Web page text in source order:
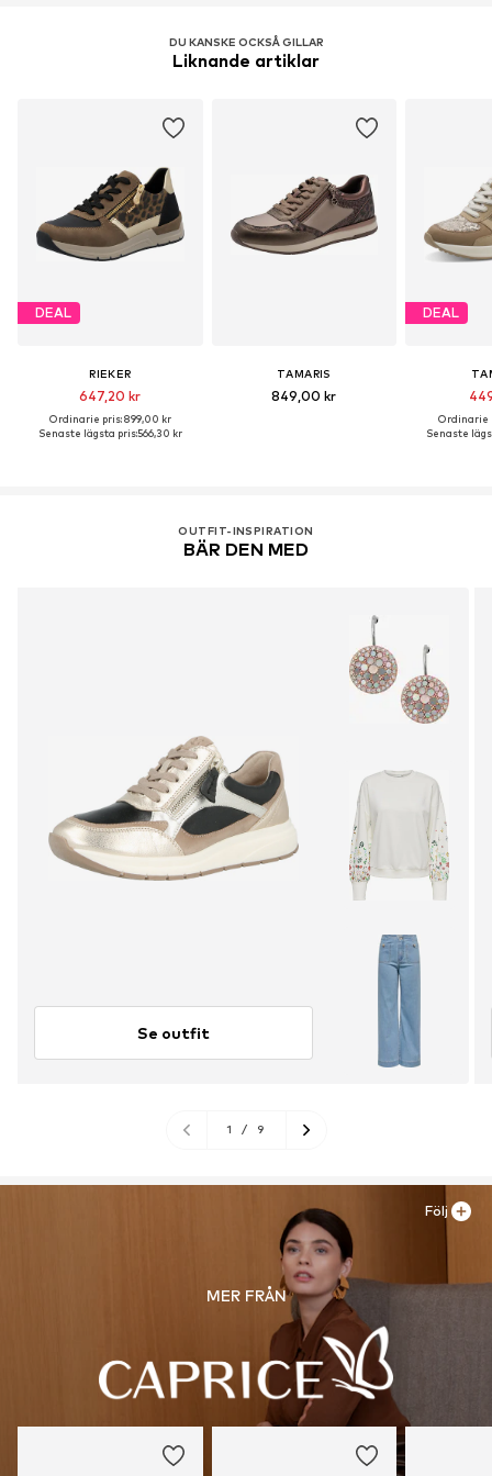
CAP9s2f001000002
DU KANSKE OCKSÅ GILLAR
Liknande artiklar
DEAL
RIEKER
647,20 kr
Ordinarie pris: 899,00 kr
Senaste lägsta pris:566,30 kr
TAMARIS
849,00 kr
DEAL
Ordinarie
Senaste
OUTFIT-INSPIRATION
BÄR DEN MED
Se outfit
1 / 9
MER FRÅN
Följ